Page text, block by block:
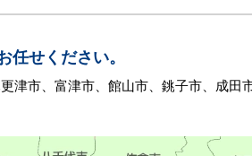
せください。
市、富津市、館山市、銚子市、成田市